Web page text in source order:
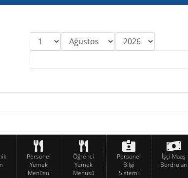
Personel
Yemek
Menüsü
Öğrenci
Yemek
Menüsü
Personel
Bilgi
Sistemi
İşçi Maaş
Bordroları